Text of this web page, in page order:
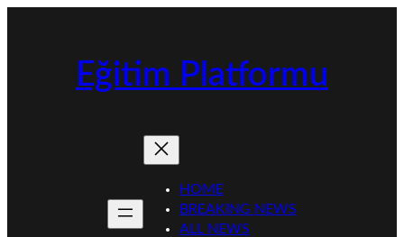
Eğitim Platformu
HOME
BREAKING NEWS
ALL NEWS